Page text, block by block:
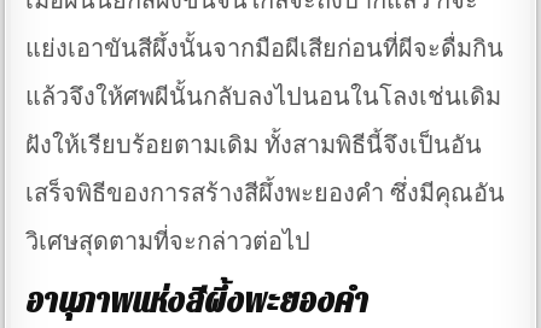
แย่งเอาขันสีผึ้งนั้นจากมือผีเสียก่อนที่ผีจะดื่มกิน
แล้วจึงให้ศพผีนั้นกลับลงไปนอนในโลงเช่นเดิม
ฝังให้เรียบร้อยตามเดิม ทั้งสามพิธีนี้จึงเป็นอัน
เสร็จพิธีของการสร้างสีผึ้งพะยองคำ ซึ่งมีคุณอัน
วิเศษสุดตามที่จะกล่าวต่อไป
อานุภาพแห่งสีผึ้งพะยองคำ